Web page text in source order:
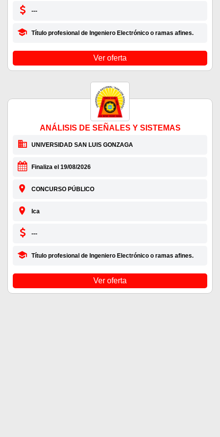
---
Título profesional de Ingeniero Electrónico o ramas afines.
Ver oferta
ANÁLISIS DE SEÑALES Y SISTEMAS
UNIVERSIDAD SAN LUIS GONZAGA
Finaliza el 19/08/2026
CONCURSO PÚBLICO
Ica
---
Título profesional de Ingeniero Electrónico o ramas afines.
Ver oferta